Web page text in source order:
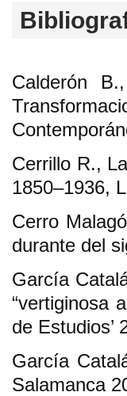
Calderón
Cerrillo R.,
1850–1936,
Cerro
durante del
García
“vertiginosa
de Estudios’
García
Salamanca